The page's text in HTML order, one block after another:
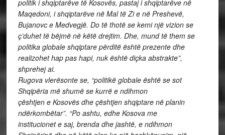
politik i shqiptarëve të Kosovës, pastaj i shqiptarëve në
Maqedoni, i shqiptarëve në Mal të Zi e në Preshevë,
Bujanovc e Medvegjë. Do të thotë se kemi një vizion se
ç’duhet të bëjmë në këtë drejtim. Dhe, mund të them se
politika globale shqiptare përditë është prezente dhe
realizohet hap pas hapi, nuk është diçka abstrakte”,
shprehej ai.
Rugova vlerësonte se, “politikë globale është se sot
Shqipëria më shumë se kurrë e ndihmon
çështjen e Kosovës dhe çështjen shqiptare në planin
ndërkombëtar”. “Po ashtu, edhe Kosova me
institucionet e saj, brenda dhe jashtë, e ndihmon